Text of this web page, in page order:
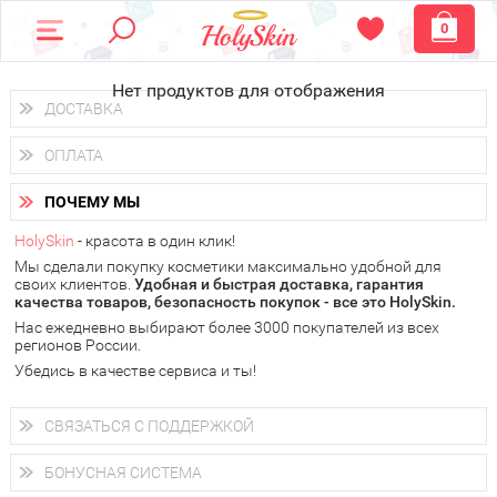
0
Нет продуктов для отображения
ДОСТАВКА
Доставка осуществляетсяпо всем городам России.
Вы можете выбрать доставку курьером, Почтой России или
получить заказ в пунктах выдачи PickPoint или пункте
самовывоза.
В 20 городах России доставка осуществляется ужена
следующий день.
у Вас всегда есть возможность получитьбесплатную
доставку от HolySkin.
подробнее об условиях доставки и оплаты в Вашем городе
ОПЛАТА
Вы можете оплатить свой заказ любым удобным способом:
наличными деньгами (
через интернет-банк (Альфа-банк, Сбербанк) и другими
электронными способами.
ПОЧЕМУ МЫ
HolySkin - красота в один клик!
Мы сделали покупку косметики максимально удобной для
своих клиентов. Удобная и быстрая доставка, гарантия
качества товаров, безопасность покупок - все это HolySkin.
Нас ежедневно выбирают более 3000 покупателей из всех
регионов России.
Убедись в качестве сервиса и ты!
СВЯЗАТЬСЯ С ПОДДЕРЖКОЙ
+7 (800) 707-24-55
Мы будем рады ответить на все Ваши вопросы по работе
магазина, проконсультировать по товарам, рассказать о
БОНУСНАЯ СИСТЕМА